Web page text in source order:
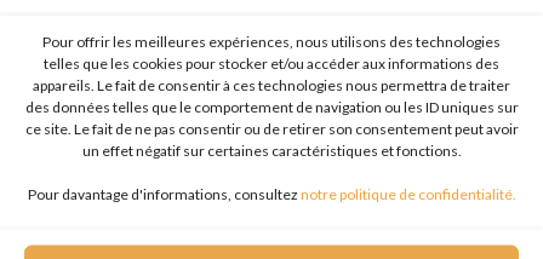
Pour offrir les meilleures expériences, nous utilisons des technologies
telles que les cookies pour stocker et/ou accéder aux informations des
appareils. Le fait de consentir à ces technologies nous permettra de traiter
des données telles que le comportement de navigation ou les ID uniques sur
ce site. Le fait de ne pas consentir ou de retirer son consentement peut avoir
un effet négatif sur certaines caractéristiques et fonctions.
Pour davantage d'informations, consultez notre politique de confidentialité.
Post
navigation
Post
navigation
No responses yet
Laisser un commentaire
Votre adresse e-mail ne sera pas publiée. Les champs obligatoires